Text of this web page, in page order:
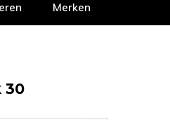
Merken
30